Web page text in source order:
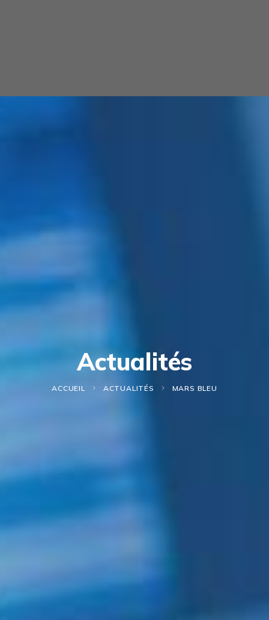
Actualités
ACCUEIL ACTUALITÉS MARS BLEU